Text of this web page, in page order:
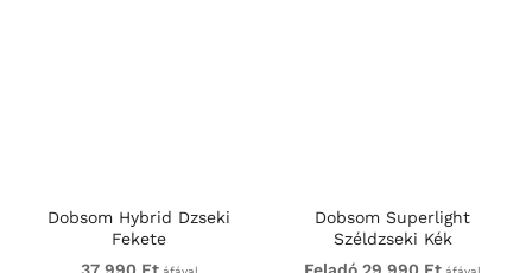
Dobsom Hybrid Dzseki
Fekete
Dobsom Superlight
Széldzseki Kék